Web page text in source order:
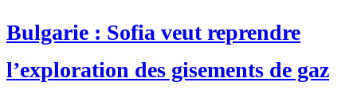
Bulgarie : Sofia veut reprendre
l’exploration des gisements de gaz